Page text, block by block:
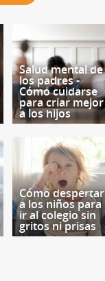
Salud mental de
los padres -
Cómo cuidarse
para criar mejor
a los hijos
Cómo despertar
a los niños para
ir al colegio sin
gritos ni prisas